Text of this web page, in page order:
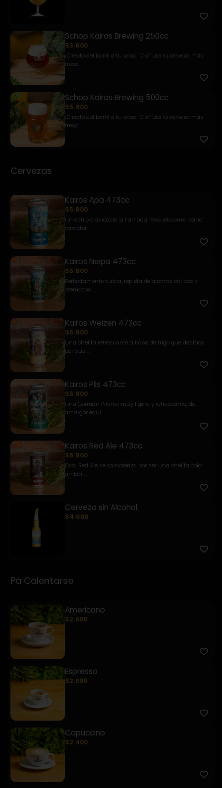
Schop Kairos Brewing 250cc
$3.600
¡Directo del barril a tu vaso! Disfruta la cerveza más
fresc...
Schop Kairos Brewing 500cc
$5.900
¡Directo del barril a tu vaso! Disfruta la cerveza más
fresc...
Cervezas
Kairos Apa 473cc
$5.900
Un estilo clásico de la llamada “escuela americana”
caracter...
Kairos Neipa 473cc
$5.900
Perfectamente turbia, repleta de aromas cítricos y
cremosos ...
Kairos Weizen 473cc
$5.900
Una chelita refrescante a base de trigo que destaca
por sus ...
Kairos Pils 473cc
$5.900
Una German Pilsner muy ligera y refrescante, de
amargor equi...
Kairos Red Ale 473cc
$5.900
Esta Red Ale se caracteriza por ser una chelita color
ámbar ...
Cerveza sin Alcohol
$4.600
Pá Calentarse
Americano
$2.000
Espresso
$2.000
Capuccino
$2.400